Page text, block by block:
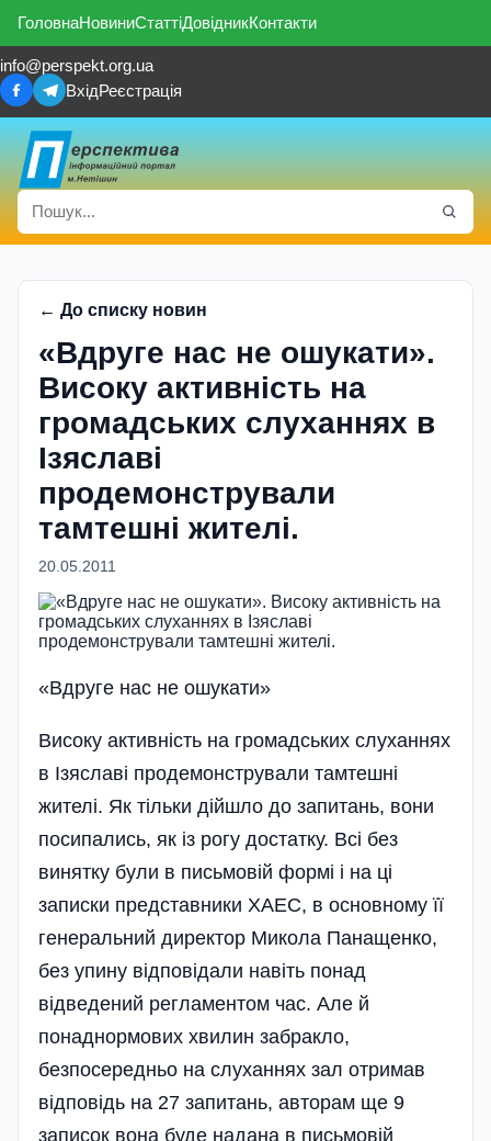
ГоловнаНовиниСтаттіДовідникКонтакти
info@perspekt.org.ua
ВхідРеєстрація
← До списку новин
«Вдруге нас не ошукати».
Високу активність на
громадських слуханнях в
Ізяславі
продемонстрували
тамтешні жителі.
20.05.2011
«Вдруге нас не ошукати»
Високу активність на громадських слуханнях
в Ізяславі продемонстрували тамтешні
жителі. Як тільки дійшло до запитань, вони
посипались, як із рогу достатку. Всі без
винятку були в письмовій формі і на ці
записки представники ХАЕС, в основному її
генеральний директор Микола Панащенко,
без упину відповідали навіть понад
відведений регламентом час. Але й
понаднормових хвилин забракло,
безпосередньо на слуханнях зал отримав
відповідь на 27 запитань, авторам ще 9
записок вона буде надана в письмовій